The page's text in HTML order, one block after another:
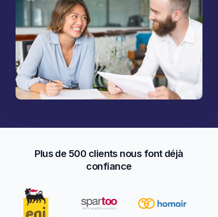
Plus de 500 clients nous font déjà
confiance